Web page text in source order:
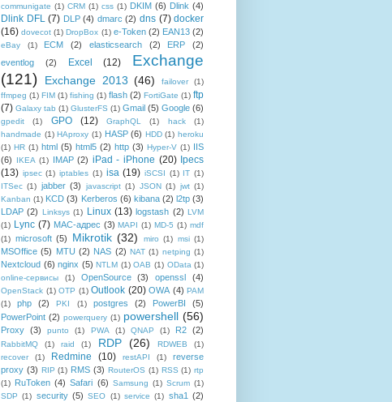
communigate (1) CRM (1) css (1) DKIM (6) Dlink (4)
Dlink DFL (7) DLP (4) dmarc (2) dns (7) docker
(16) dovecot (1) DropBox (1) e-Token (2) EAN13 (2)
eBay (1) ECM (2) elasticsearch (2) ERP
(2)
eventlog
(2) Excel (12)
Exchange
(121)
Exchange 2013 (46) failover
(1)
ffmpeg (1) FIM (1) fishing (1) flash (2) FortiGate (1) ftp
(7) Galaxy tab (1) GlusterFS (1) Gmail (5) Google (6)
gpedit (1) GPO (12) GraphQL (1) hack
(1)
handmade (1) HAproxy (1) HASP (6) HDD (1) heroku
(1) HR (1) html (5) html5 (2) http (3) Hyper-V (1) IIS
(6)
IKEA (1) IMAP (2) iPad - iPhone (20) Ipecs
(13) ipsec (1) iptables (1) isa (19) iSCSI (1) IT (1)
ITSec (1) jabber (3) javascript (1) JSON (1) jwt (1)
Kanban (1) KCD (3) Kerberos (6) kibana (2) l2tp (3)
LDAP (2) Linksys (1) Linux (13) logstash (2) LVM
(1) Lync (7) MAC-адрес (3) MAPI (1) MD-5 (1) mdf
(1) microsoft (5) Mikrotik (32) miro (1) msi (1)
MSOffice (5) MTU (2) NAS (2) NAT (1) netping (1)
Nextcloud (6) nginx (5) NTLM (1) OAB (1) OData (1)
online-сервисы
(1) OpenSource (3) openssl (4)
OpenStack (1) OTP (1) Outlook (20) OWA (4) PAM
(1)
php (2) PKI (1) postgres (2) PowerBI
(5)
PowerPoint (2) powerquery (1) powershell (56)
Proxy (3) punto (1) PWA (1) QNAP (1) R2 (2)
RabbitMQ (1) raid (1) RDP (26) RDWEB
(1)
recover
(1) Redmine (10) restAPI (1)
reverse
proxy (3) RIP (1) RMS (3) RouterOS (1) RSS (1) rtp
(1) RuToken (4) Safari (6) Samsung (1) Scrum (1)
SDP (1) security (5) SEO (1) service (1) sha1 (2)